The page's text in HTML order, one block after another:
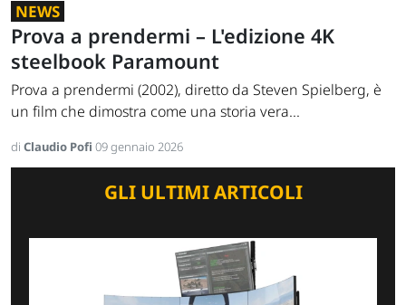
NEWS
Prova a prendermi – L'edizione 4K
steelbook Paramount
Prova a prendermi (2002), diretto da Steven Spielberg, è
un film che dimostra come una storia vera...
di Claudio Pofi 09 gennaio 2026
GLI ULTIMI ARTICOLI